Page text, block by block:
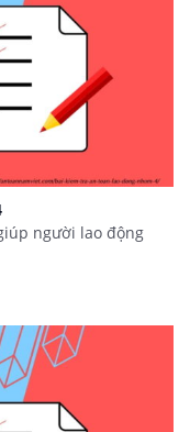
người lao động